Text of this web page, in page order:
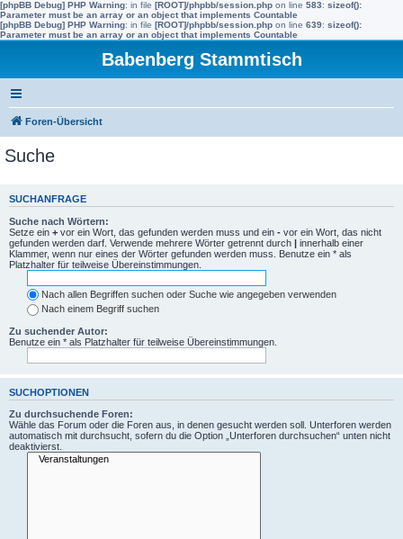
[phpBB Debug] PHP Warning: in file [ROOT]/phpbb/session.php on line 583: sizeof():
Parameter must be an array or an object that implements Countable
[phpBB Debug] PHP Warning: in file [ROOT]/phpbb/session.php on line 639: sizeof():
Parameter must be an array or an object that implements Countable
Babenberg Stammtisch
Foren-Übersicht
Suche
SUCHANFRAGE
Suche nach Wörtern:
Setze ein + vor ein Wort, das gefunden werden muss und ein - vor ein Wort, das nicht
gefunden werden darf. Verwende mehrere Wörter getrennt durch | innerhalb einer
Klammer, wenn nur eines der Wörter gefunden werden muss. Benutze ein * als
Platzhalter für teilweise Übereinstimmungen.
Nach allen Begriffen suchen oder Suche wie angegeben verwenden
Nach einem Begriff suchen
Zu suchender Autor:
Benutze ein * als Platzhalter für teilweise Übereinstimmungen.
SUCHOPTIONEN
Zu durchsuchende Foren:
Wähle das Forum oder die Foren aus, in denen gesucht werden soll. Unterforen werden
automatisch mit durchsucht, sofern du die Option „Unterforen durchsuchen“ unten nicht
deaktivierst.